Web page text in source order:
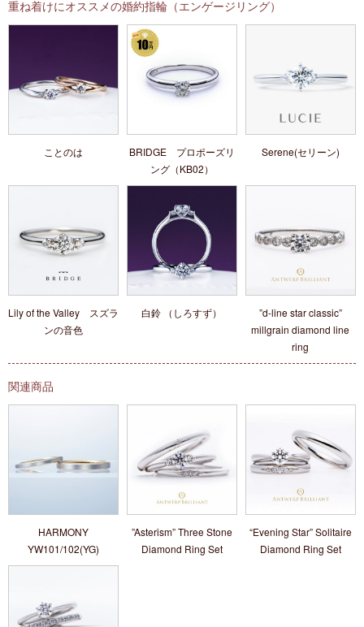
重ね着けにオススメの婚約指輪（エンゲージリング）
ことのは
BRIDGE プロポーズリ
ング（KB02）
Serene(セリーン)
Lily of the Valley スズラ
ンの音色
白鈴 （しろすず）
”d-line star classic”
millgrain diamond line
ring
関連商品
HARMONY
YW101/102(YG)
”Asterism” Three Stone
Diamond Ring Set
“Evening Star” Solitaire
Diamond Ring Set